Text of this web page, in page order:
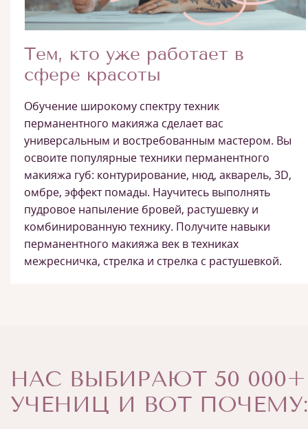
Тем, кто уже работает в
сфере красоты
Обучение широкому спектру техник
перманентного макияжа сделает вас
универсальным и востребованным мастером. Вы
освоите популярные техники перманентного
макияжа губ: контурирование, нюд, акварель, 3D,
омбре, эффект помады. Научитесь выполнять
пудровое напыление бровей, растушевку и
комбинированную технику. Получите навыки
перманентного макияжа век в техниках
межресничка, стрелка и стрелка с растушевкой.
НАС ВЫБИРАЮТ 50 000+
УЧЕНИЦ И ВОТ ПОЧЕМУ: